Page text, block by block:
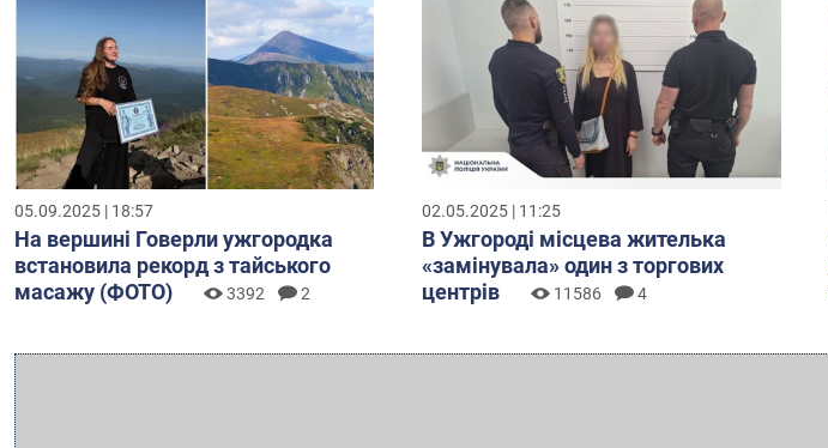
05.09.2025 | 18:57
На вершині Говерли ужгородка
встановила рекорд з тайського
масажу (ФОТО)
3392 2
02.05.2025 | 11:25
В Ужгороді місцева жителька
«замінувала» один з торгових
центрів
11586 4